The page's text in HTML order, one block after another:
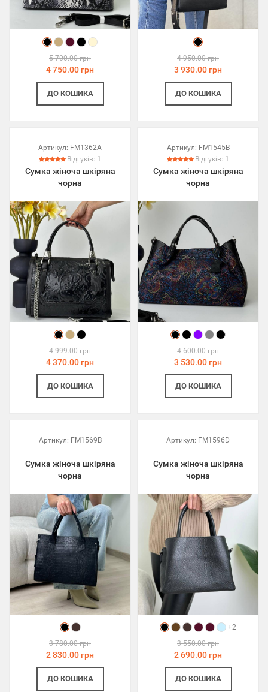
5 700.00 грн
4 750.00 грн
ДО КОШИКА
4 950.00 грн
3 930.00 грн
ДО КОШИКА
Артикул: FM1362A
Відгуків: 1
Сумка жіноча шкіряна
чорна
4 999.00 грн
4 370.00 грн
ДО КОШИКА
Артикул: FM1545B
Відгуків: 1
Сумка жіноча шкіряна
чорна
4 600.00 грн
3 530.00 грн
ДО КОШИКА
Артикул: FM1569B
Сумка жіноча шкіряна
чорна
3 780.00 грн
2 830.00 грн
ДО КОШИКА
Артикул: FM1596D
Сумка жіноча шкіряна
чорна
+2
3 550.00 грн
2 690.00 грн
ДО КОШИКА